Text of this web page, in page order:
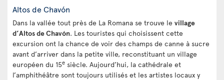
Altos de Chavón
Dans la vallée tout près de La Romana se trouve le village
d’Altos de Chavón. Les touristes qui choisissent cette
excursion ont la chance de voir des champs de canne à sucre
avant d’arriver dans la petite ville, reconstituant un village
européen du 15e siècle. Aujourd’hui, la cathédrale et
l’amphithéâtre sont toujours utilisés et les artistes locaux y